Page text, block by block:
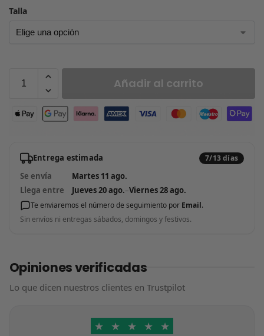
Talla
Añadir al carrito
Entrega estimada 7/13 días
Se envía
Martes 11 ago.
Llega entre
Jueves 20 ago.–Viernes 28 ago.
Te enviaremos el número de seguimiento por Email.
Sin envíos ni entregas sábados, domingos y festivos.
Opiniones verificadas
Lo que dicen nuestros clientes en Trustpilot
★ ★ ★ ★ ★